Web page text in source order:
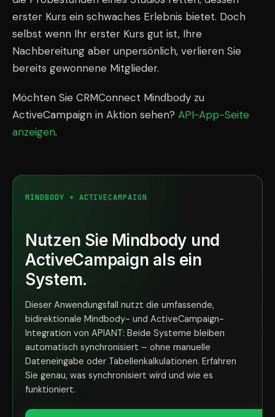
erster Kurs ein schwaches Erlebnis bietet. Doch
selbst wenn Ihr erster Kurs gut ist, Ihre
Nachbereitung aber unpersönlich, verlieren Sie
bereits gewonnene Mitglieder.
Möchten Sie CRMConnect Mindbody zu
ActiveCampaign in Aktion sehen? API-App-Seite
anzeigen.
MINDBODY + ACTIVECAMPAIGN
Nutzen Sie Mindbody und
ActiveCampaign als ein
System.
Dieser Anwendungsfall nutzt die umfassende,
bidirektionale Mindbody- und ActiveCampaign-
Integration von APIANT: Beide Systeme bleiben
automatisch synchronisiert – ohne manuelle
Dateneingabe oder Tabellenkalkulationen. Erfahren
Sie genau, was synchronisiert wird und wie es
funktioniert.